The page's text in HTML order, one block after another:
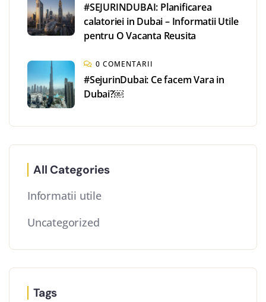
#SEJURINDUBAI: Planificarea
calatoriei in Dubai – Informatii Utile
pentru O Vacanta Reusita
0 COMENTARII
#SejurinDubai: Ce facem Vara in
Dubai?￼
All Categories
Informatii utile
Uncategorized
Tags